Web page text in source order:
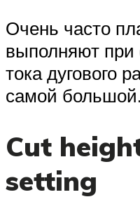
Очень часто
выполняют при
тока дугового
самой большой.
Cut
setting